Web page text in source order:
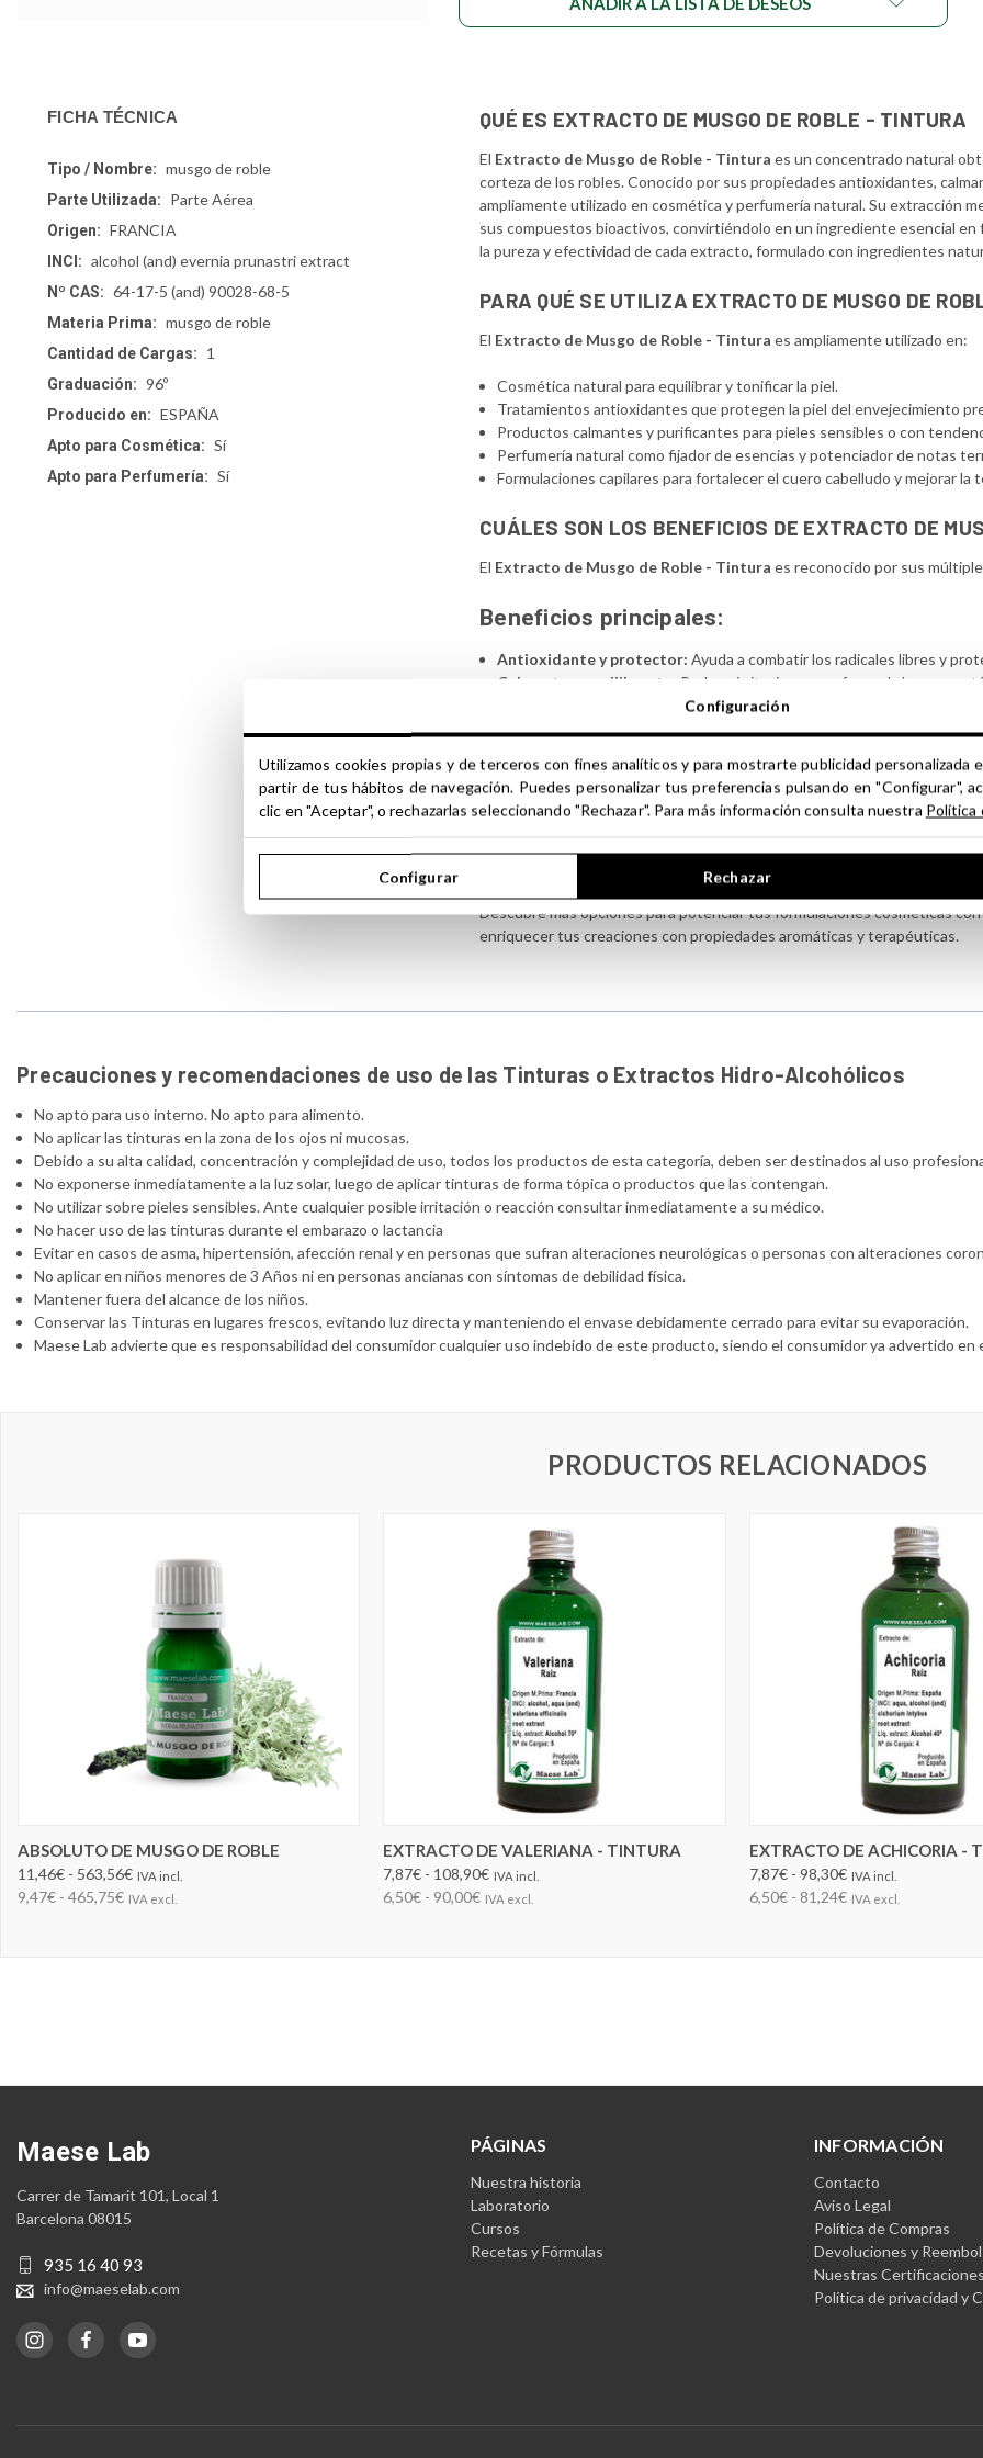
FICHA TÉCNICA
Tipo / Nombre: musgo de roble
Parte Utilizada: Parte Aérea
Origen: FRANCIA
INCI: alcohol (and) evernia prunastri extract
Nº CAS: 64-17-5 (and) 90028-68-5
Materia Prima: musgo de roble
Cantidad de Cargas: 1
Graduación: 96º
Producido en: ESPAÑA
Apto para Cosmética: Sí
Apto para Perfumería: Sí
QUÉ ES EXTRACTO DE MUSGO DE ROBLE - TINTURA
El Extracto de Musgo de Roble - Tintura es un concentrado natural
corteza de los robles. Conocido por sus propiedades antioxidantes,
ampliamente utilizado en cosmética y perfumería natural. Su extracción
sus compuestos bioactivos, convirtiéndolo en un ingrediente esencial en
la pureza y efectividad de cada extracto, formulado con ingredientes
PARA QUÉ SE UTILIZA EXTRACTO DE MUSGO DE
El Extracto de Musgo de Roble - Tintura es ampliamente utilizado en:
Cosmética natural para equilibrar y tonificar la piel.
Tratamientos antioxidantes que protegen la piel del envejecimiento
Productos calmantes y purificantes para pieles sensibles o con
Perfumería natural como fijador de esencias y potenciador de notas
Formulaciones capilares para fortalecer el cuero cabelludo y mejorar la
CUÁLES SON LOS BENEFICIOS DE EXTRACTO DE
El Extracto de Musgo de Roble - Tintura es reconocido por sus
Beneficios principales:
Antioxidante y protector: Ayuda a combatir los radicales libres y
Calmante y equilibrante:
Reduce irritaciones y refuerza la barrera
Ayuda a regular la producción de sebo y
Fijador de fragancias:Prolonga la duración de los perfumes y aporta
Notas aromáticas:
Descubre más opciones para potenciar tus formulaciones cosméticas
enriquecer tus creaciones con propiedades aromáticas y terapéuticas.
Precauciones y recomendaciones de uso de las Tinturas o Extractos Hidro-Alcohólicos
No apto para uso interno. No apto para alimento.
No aplicar las tinturas en la zona de los ojos ni mucosas.
Debido a su alta calidad, concentración y complejidad de uso, todos los productos de esta categoría, deben ser destinados al uso
No exponerse inmediatamente a la luz solar, luego de aplicar tinturas de forma tópica o productos que las contengan.
No utilizar sobre pieles sensibles. Ante cualquier posible irritación o reacción consultar inmediatamente a su médico.
No hacer uso de las tinturas durante el embarazo o lactancia
Evitar en casos de asma, hipertensión, afección renal y en personas que sufran alteraciones neurológicas o personas con alteraciones
No aplicar en niños menores de 3 Años ni en personas ancianas con síntomas de debilidad física.
Mantener fuera del alcance de los niños.
Conservar las Tinturas en lugares frescos, evitando luz directa y manteniendo el envase debidamente cerrado para evitar su evaporación.
Maese Lab advierte que es responsabilidad del consumidor cualquier uso indebido de este producto, siendo el consumidor ya advertido
PRODUCTOS RELACIONADOS
ELEGIR OPCIONES
ABSOLUTO DE MUSGO DE ROBLE
11,46€ - 563,56€ IVA incl.
9,47€ - 465,75€ IVA excl.
ELEGIR OPCIONES
EXTRACTO DE VALERIANA - TINTURA
7,87€ - 108,90€ IVA incl.
6,50€ - 90,00€ IVA excl.
ELEGIR OPCIONES
EXTRACTO DE ACHICORIA -
7,87€ - 98,30€ IVA incl.
6,50€ - 81,24€ IVA excl.
PÁGINAS
Nuestra historia
Laboratorio
Cursos
Recetas y Fórmulas
INFORMACIÓN
Contacto
Aviso Legal
Política de Compras
Devoluciones y
Nuestras
Política de privacidad y
Maese Lab
Carrer de Tamarit 101, Local 1
Barcelona 08015
935 16 40 93
info@maeselab.com
Configuración
Utilizamos cookies propias y de terceros con fines analíticos y para mostrarte publicidad personalizada
partir de tus hábitos de navegación. Puedes personalizar tus preferencias pulsando en "Configurar",
clic en "Aceptar", o rechazarlas seleccionando "Rechazar". Para más información consulta nuestra Política
Configurar Rechazar